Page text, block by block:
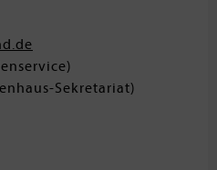
Sekretariat)